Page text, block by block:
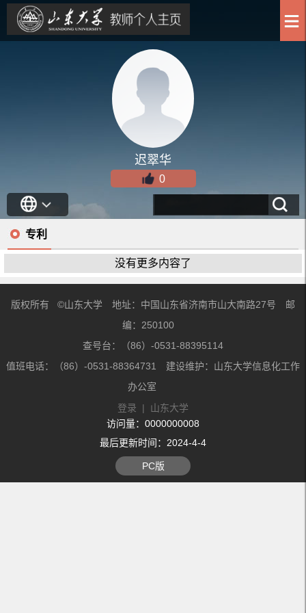
迟翠华
0
专利
没有更多内容了
版权所有 ©山东大学 地址：中国山东省济南市山大南路27号 邮
编：250100
查号台：（86）-0531-88395114
值班电话：（86）-0531-88364731 建设维护：山东大学信息化工作
办公室
登录 | 山东大学
访问量： 0000000008
最后更新时间： 2024-4-4
PC版